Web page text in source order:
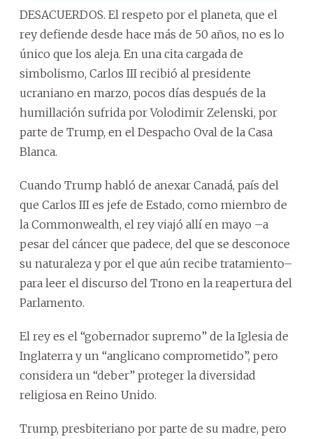
DESACUERDOS. El respeto por el planeta, que el
rey defiende desde hace más de 50 años, no es lo
único que los aleja. En una cita cargada de
simbolismo, Carlos III recibió al presidente
ucraniano en marzo, pocos días después de la
humillación sufrida por Volodimir Zelenski, por
parte de Trump, en el Despacho Oval de la Casa
Blanca.
Cuando Trump habló de anexar Canadá, país del
que Carlos III es jefe de Estado, como miembro de
la Commonwealth, el rey viajó allí en mayo –a
pesar del cáncer que padece, del que se desconoce
su naturaleza y por el que aún recibe tratamiento–
para leer el discurso del Trono en la reapertura del
Parlamento.
El rey es el “gobernador supremo” de la Iglesia de
Inglaterra y un “anglicano comprometido”, pero
considera un “deber” proteger la diversidad
religiosa en Reino Unido.
Trump, presbiteriano por parte de su madre, pero